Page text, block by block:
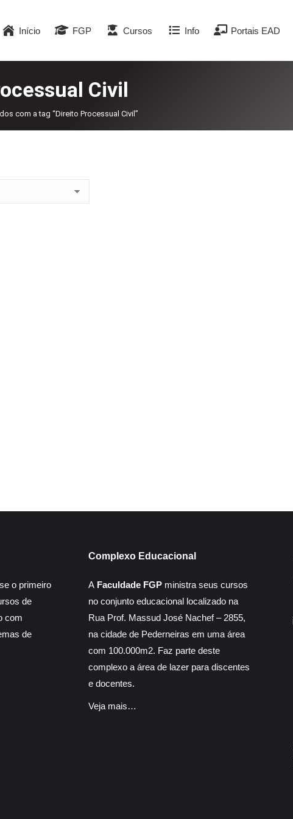
Início FGP Cursos Info Portais EAD
Civil
com a tag “Direito Processual Civil”
o primeiro
de
com
de
Complexo Educacional
A Faculdade FGP ministra seus cursos
no conjunto educacional localizado na
Rua Prof. Massud José Nachef – 2855,
na cidade de Pederneiras em uma área
com 100.000m2. Faz parte deste
complexo a área de lazer para discentes
e docentes.
Veja mais…
ferramentas